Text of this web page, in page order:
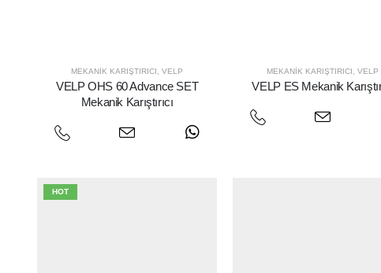
MEKANIK KARIŞTIRICI ,VELP
VELP OHS 60 Advance SET
Mekanik Karıştırıcı
MEKANIK KARIŞTIRICI ,VELP
VELP ES Mekanik
HOT